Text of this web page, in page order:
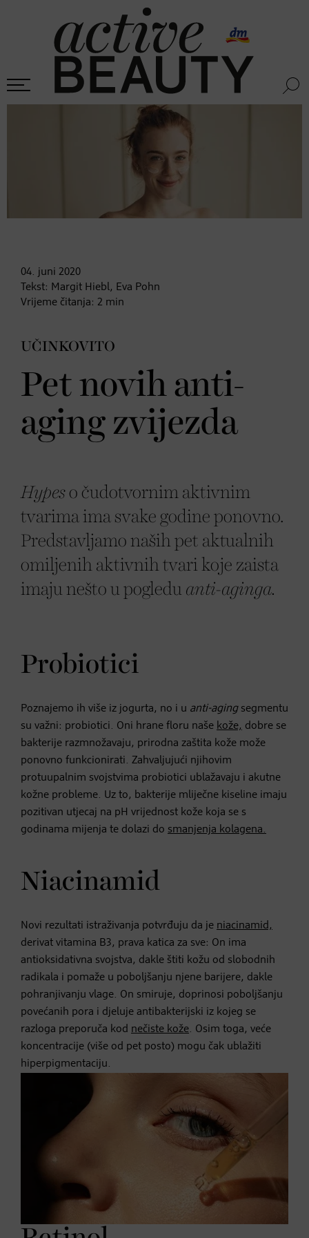
04. juni 2020
Tekst: Margit Hiebl, Eva Pohn
Vrijeme čitanja: 2 min
UČINKOVITO
Pet novih anti-
aging zvijezda
Hypes o čudotvornim aktivnim
tvarima ima svake godine ponovno.
Predstavljamo naših pet aktualnih
omiljenih aktivnih tvari koje zaista
imaju nešto u pogledu anti-aginga.
Probiotici
Poznajemo ih više iz jogurta, no i u anti-agingsegmentu
su važni: probiotici. Oni hrane floru naše kože, dobre se
bakterije razmnožavaju, prirodna zaštita kože može
ponovno funkcionirati. Zahvaljujući njihovim
protuupalnim svojstvima probiotici ublažavaju i akutne
kožne probleme. Uz to, bakterije mliječne kiseline imaju
pozitivan utjecaj na pH vrijednost kože koja se s
godinama mijenja te dolazi do smanjenja kolagena.
Niacinamid
Novi rezultati istraživanja potvrđuju da je niacinamid,
derivat vitamina B3, prava katica za sve: On ima
antioksidativna svojstva, dakle štiti kožu od slobodnih
radikala i pomaže u poboljšanju njene barijere, dakle
pohranjivanju vlage. On smiruje, doprinosi poboljšanju
povećanih pora i djeluje antibakterijski iz kojeg se
razloga preporuča kod nečiste kože. Osim toga, veće
koncentracije (više od pet posto) mogu čak ublažiti
hiperpigmentaciju.